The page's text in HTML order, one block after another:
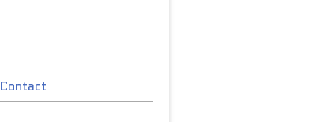
Contact